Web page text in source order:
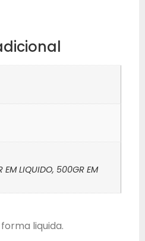
EM LIQUIDO, 500GR EM
liquida.